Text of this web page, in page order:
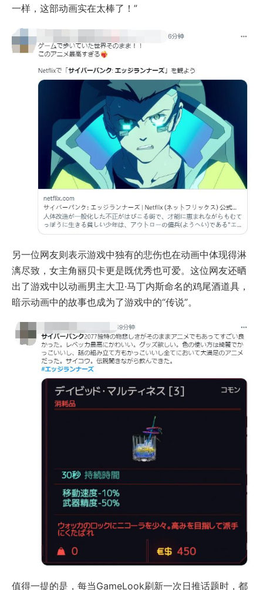
一样，这部动画实在太棒了！”
另一位网友则表示游戏中独有的悲伤也在动画中体现得淋
漓尽致，女主角丽贝卡更是既优秀也可爱。这位网友还晒
出了游戏中以动画男主大卫·马丁内斯命名的鸡尾酒道具，
暗示动画中的故事也成为了游戏中的“传说”。
值得一提的是，每当GameLook刷新一次日推话题时，都